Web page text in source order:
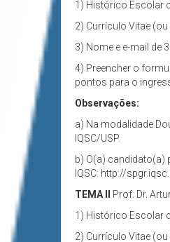
1) Histórico Escolar
2) Currículo Vitae
3) Nome e e-mail de
4) Preencher o
pontos para o
Observações:
a) Na modalidade
IQSC/USP.
b) O(a) candidato(a)
IQSC: http://
TEMA II
Prof. Dr.
1) Histórico Escolar
2) Currículo Vitae